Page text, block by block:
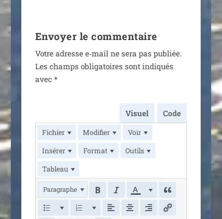
Envoyer le commentaire
Votre adresse e‑mail ne sera pas publiée.
Les champs obli­ga­toires sont indi­qués
avec *
Visuel Code
Fichier Modifier
Voir
Insérer
Format
Outils
Tableau
Paragraphe